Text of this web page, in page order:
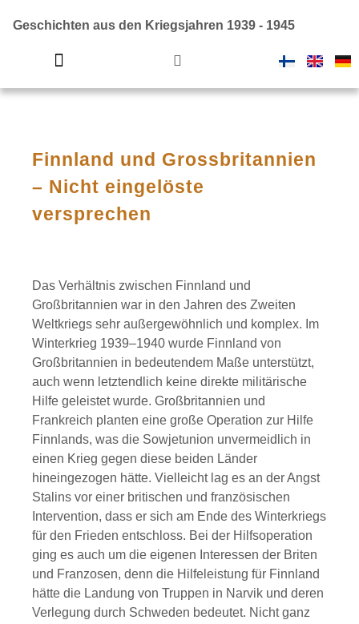
Geschichten aus den Kriegsjahren 1939 - 1945
Finnland und Grossbritannien
– Nicht eingelöste
versprechen
Das Verhältnis zwischen Finnland und
Großbritannien war in den Jahren des Zweiten
Weltkriegs sehr außergewöhnlich und komplex. Im
Winterkrieg 1939–1940 wurde Finnland von
Großbritannien in bedeutendem Maße unterstützt,
auch wenn letztendlich keine direkte militärische
Hilfe geleistet wurde. Großbritannien und
Frankreich planten eine große Operation zur Hilfe
Finnlands, was die Sowjetunion unvermeidlich in
einen Krieg gegen diese beiden Länder
hineingezogen hätte. Vielleicht lag es an der Angst
Stalins vor einer britischen und französischen
Intervention, dass er sich am Ende des Winterkriegs
für den Frieden entschloss. Bei der Hilfsoperation
ging es auch um die eigenen Interessen der Briten
und Franzosen, denn die Hilfeleistung für Finnland
hätte die Landung von Truppen in Narvik und deren
Verlegung durch Schweden bedeutet. Nicht ganz